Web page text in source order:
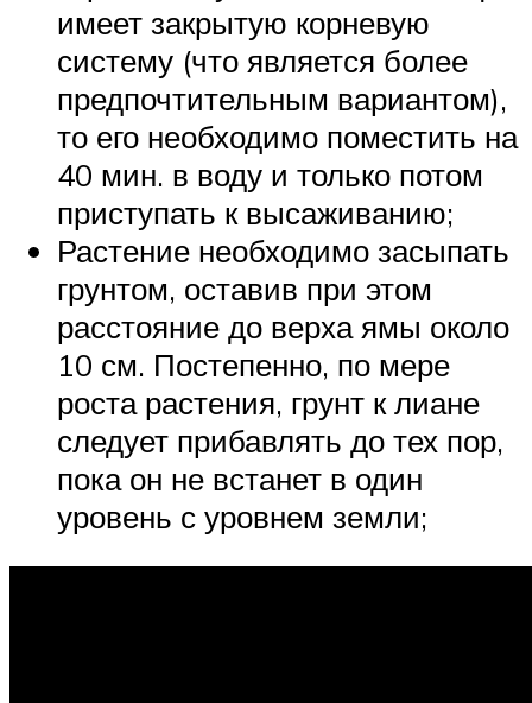
имеет закрытую корневую
систему (что является более
предпочтительным вариантом),
то его необходимо поместить на
40 мин. в воду и только потом
приступать к высаживанию;
Растение необходимо засыпать
грунтом, оставив при этом
расстояние до верха ямы около
10 см. Постепенно, по мере
роста растения, грунт к лиане
следует прибавлять до тех пор,
пока он не встанет в один
уровень с уровнем земли;